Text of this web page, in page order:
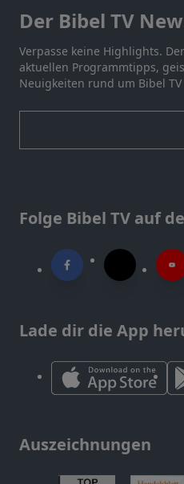
Der Bibel TV
Verpasse keine Highlights.
aktuellen Programmtipps,
Neuigkeiten rund um Bibel
Folge Bibel TV auf
Lade dir die App
Auszeichnungen